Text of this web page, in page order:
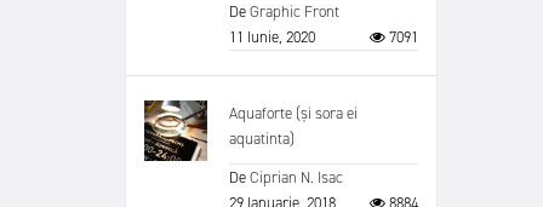
DeGraphic Front
11 Iunie, 2020
7091
Aquaforte (și sora ei
aquatinta)
DeCiprian N. Isac
29 Ianuarie, 2018
8884